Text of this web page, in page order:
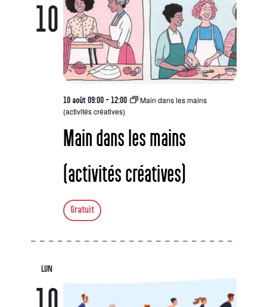
10
Main dans les mains
(activités créatives)
10 août 09:00-12:00
Main dans les mains
(activités créatives)
Gratuit
LUN